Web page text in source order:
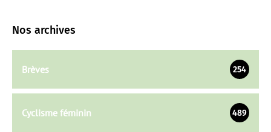
Nos archives
Brèves 254
Cyclisme féminin 489